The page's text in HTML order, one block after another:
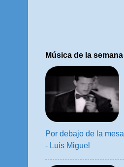
Música de la semana
Por debajo de la mesa
- Luis Miguel